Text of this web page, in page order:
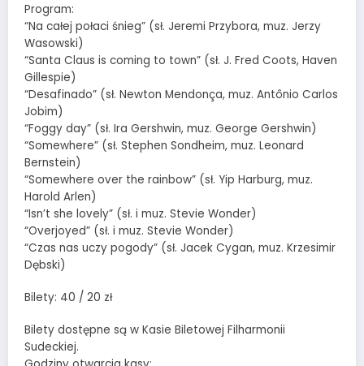
Program:
“Na całej połaci śnieg” (sł. Jeremi Przybora, muz. Jerzy
Wasowski)
“Santa Claus is coming to town” (sł. J. Fred Coots, Haven
Gillespie)
“Desafinado” (sł. Newton Mendonça, muz. Antônio Carlos
Jobim)
“Foggy day” (sł. Ira Gershwin, muz. George Gershwin)
“Somewhere” (sł. Stephen Sondheim, muz. Leonard
Bernstein)
“Somewhere over the rainbow” (sł. Yip Harburg, muz.
Harold Arlen)
“Isn’t she lovely” (sł. i muz. Stevie Wonder)
“Overjoyed” (sł. i muz. Stevie Wonder)
“Czas nas uczy pogody” (sł. Jacek Cygan, muz. Krzesimir
Dębski)
Bilety: 40 / 20 zł
Bilety dostępne są w Kasie Biletowej Filharmonii
Sudeckiej.